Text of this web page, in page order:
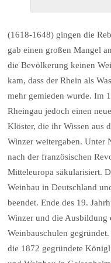
(1618-1648) gingen die
gab einen großen Mangel
die Bevölkerung keinen
kam, dass der Rhein als
mehr gemieden wurde. Im
Rheingau jedoch einen
Klöster, die ihr Wissen aus
Winzer weitergaben. Unter
nach der französischen
Mitteleuropa säkularisiert.
Weinbau in Deutschland
beendet. Ende des 19.
Winzer und die Ausbildung
Weinbauschulen
die 1872 gegründete